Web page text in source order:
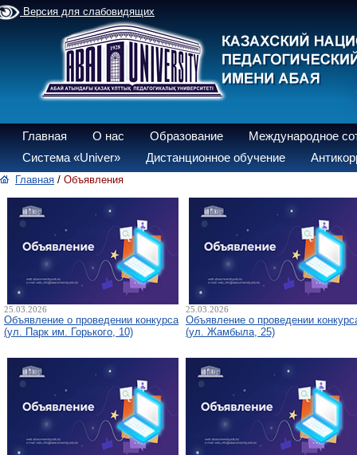
Версия для слабовидящих
Главная О нас Образование
Международное
Система «Univer»
Дистанционное обучение
Главная / Объявления
25.03.2026
Объявление о проведении конкурса
(ул. Парк им. Горького, 10)
25.03.2026
Объявление о проведении
(ул. Жамбыла, 25)